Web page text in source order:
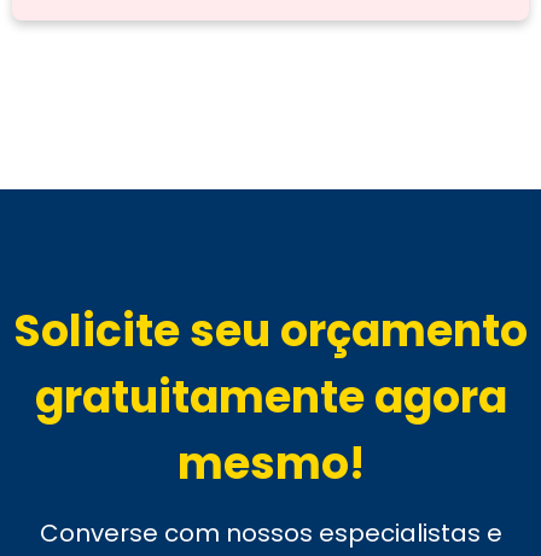
Solicite seu orçamento
gratuitamente agora
mesmo!
Converse com nossos especialistas e